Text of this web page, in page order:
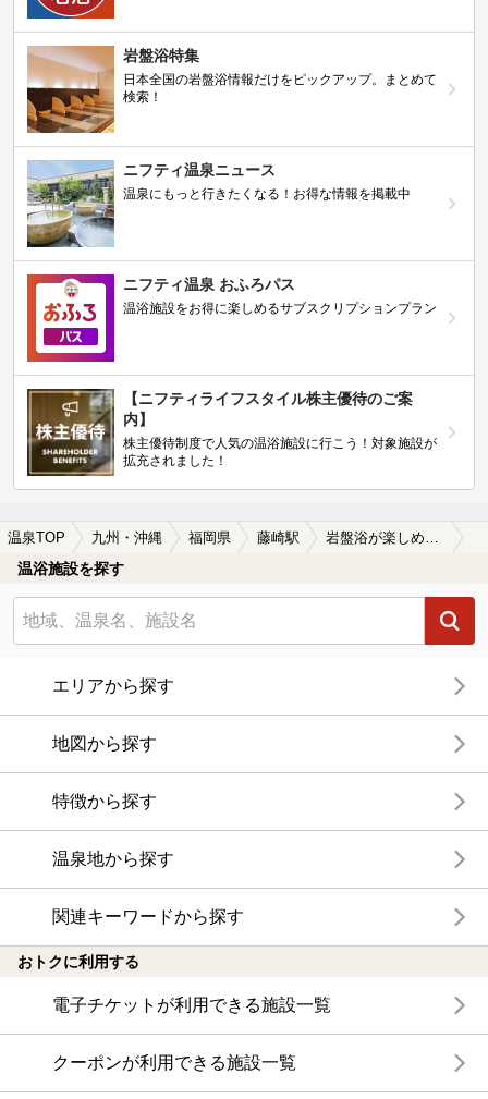
岩盤浴特集
日本全国の岩盤浴情報だけをピックアップ。まとめて
検索！
ニフティ温泉ニュース
温泉にもっと行きたくなる！お得な情報を掲載中
ニフティ温泉 おふろパス
温浴施設をお得に楽しめるサブスクリプションプラン
【ニフティライフスタイル株主優待のご案
内】
株主優待制度で人気の温浴施設に行こう！対象施設が
拡充されました！
温泉TOP 九州・沖縄 福岡県 藤崎駅
温浴施設を探す
エリアから探す
地図から探す
特徴から探す
温泉地から探す
関連キーワードから探す
おトクに利用する
電子チケットが利用できる施設一覧
クーポンが利用できる施設一覧